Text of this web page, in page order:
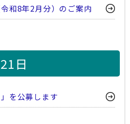
和8年2月分）のご案内
日
を公募します